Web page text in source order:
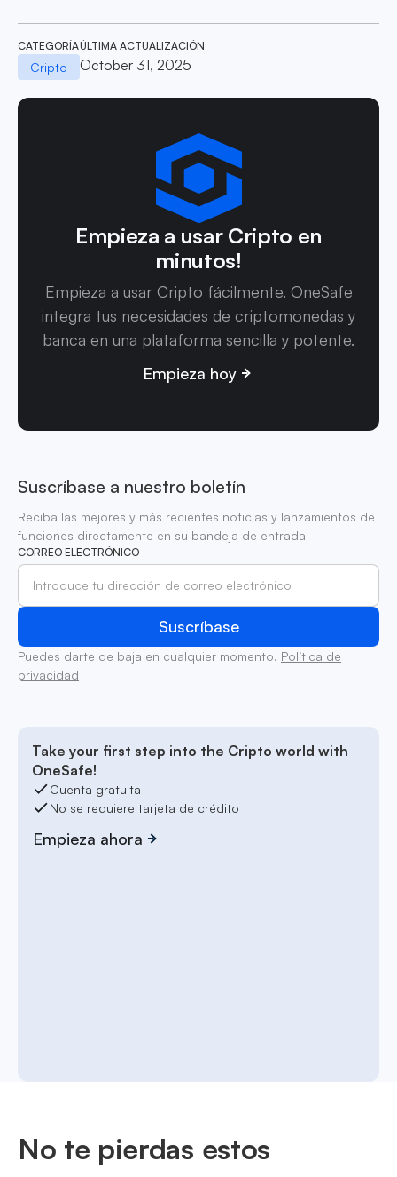
CATEGORÍA
Cripto
ÚLTIMA ACTUALIZACIÓN
October 31, 2025
Empieza a usar Cripto en
minutos!
Empieza a usar Cripto fácilmente. OneSafe
integra tus necesidades de criptomonedas y
banca en una plataforma sencilla y potente.
Empieza hoy
Suscríbase a nuestro boletín
Reciba las mejores y más recientes noticias y lanzamientos de
funciones directamente en su bandeja de entrada
CORREO ELECTRÓNICO
Puedes darte de baja en cualquier momento. Política de
privacidad
Take your first step into the Cripto world with
OneSafe!
Cuenta gratuita
No se requiere tarjeta de crédito
Empieza ahora
No te pierdas estos